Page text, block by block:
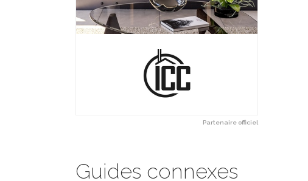
Partenaire officiel
Guides connexes